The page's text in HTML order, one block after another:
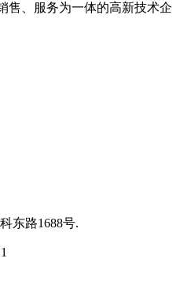
售、服务为一体的高新技术企
东路1688号.